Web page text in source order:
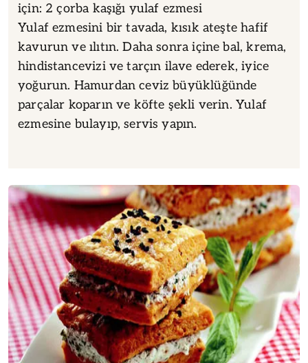
için: 2 çorba kaşığı yulaf ezmesi
Yulaf ezmesini bir tavada, kısık ateşte hafif
kavurun ve ılıtın. Daha sonra içine bal, krema,
hindistancevizi ve tarçın ilave ederek, iyice
yoğurun. Hamurdan ceviz büyüklüğünde
parçalar koparın ve köfte şekli verin. Yulaf
ezmesine bulayıp, servis yapın.